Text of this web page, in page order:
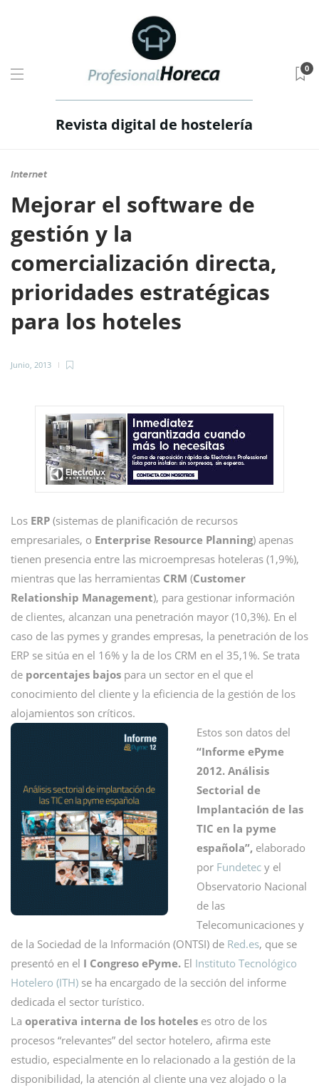
Revista digital de hostelería
0
Internet
Mejorar el software de
gestión y la
comercialización directa,
prioridades estratégicas
para los hoteles
Junio, 2013
Los ERP (sistemas de planificación de recursos
empresariales, o Enterprise Resource Planning) apenas
tienen presencia entre las microempresas hoteleras (1,9%),
mientras que las herramientas CRM (Customer
Relationship Management), para gestionar información
de clientes, alcanzan una penetración mayor (10,3%). En el
caso de las pymes y grandes empresas, la penetración de los
ERP se sitúa en el 16% y la de los CRM en el 35,1%. Se trata
de porcentajes bajos para un sector en el que el
conocimiento del cliente y la eficiencia de la gestión de los
alojamientos son críticos.
Estos son datos del
“Informe ePyme
2012. Análisis
Sectorial de
Implantación de las
TIC en la pyme
española”, elaborado
por Fundetec y el
Observatorio Nacional
de las
Telecomunicaciones y
de la Sociedad de la Información (ONTSI) de Red.es, que se
presentó en el I Congreso ePyme. El Instituto Tecnológico
Hotelero (ITH) se ha encargado de la sección del informe
dedicada el sector turístico.
La operativa interna de los hoteles es otro de los
procesos “relevantes” del sector hotelero, afirma este
estudio, especialmente en lo relacionado a la gestión de la
disponibilidad, la atención al cliente una vez alojado o la